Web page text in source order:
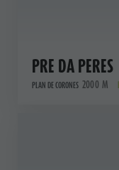
PRE DA PERES
PLAN DE CORONES 2000 M